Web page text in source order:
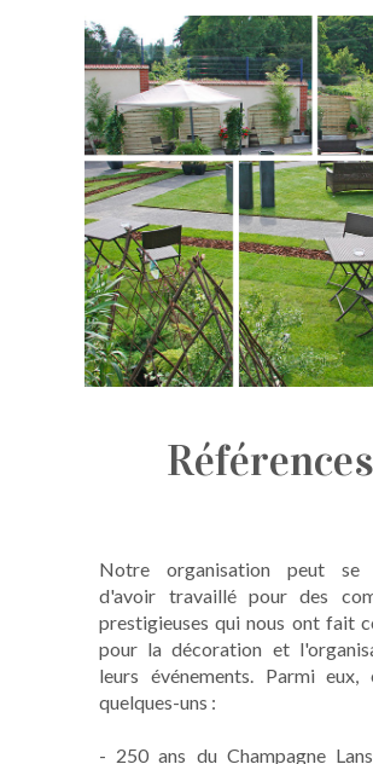
Références
Notre organisation peut se
d'avoir travaillé pour des
prestigieuses qui nous ont fait
pour la décoration et
leurs événements. Parmi eux,
quelques-uns :
- 250 ans du Champagne